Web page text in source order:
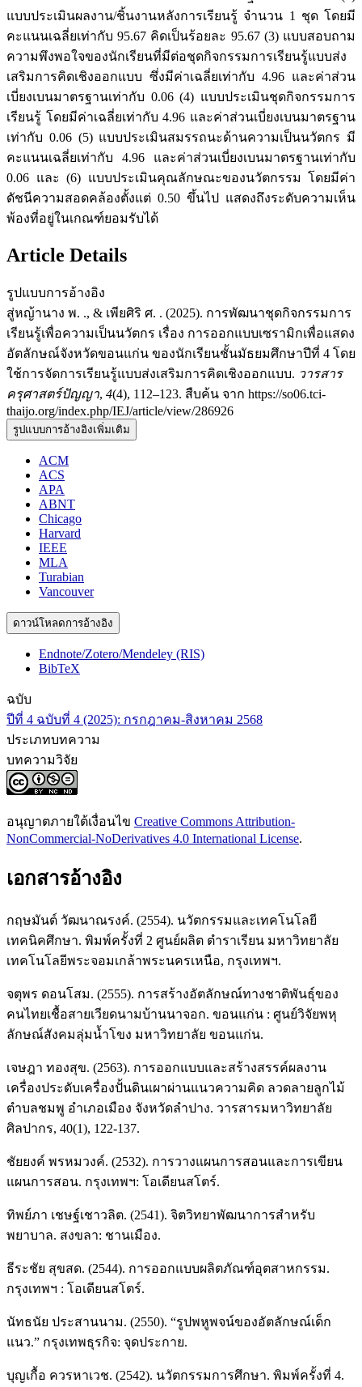
แบบประเมินผลงาน/ชิ้นงานหลังการเรียนรู้ จำนวน 1 ชุด โดยมี
คะแนนเฉลี่ยเท่ากับ 95.67 คิดเป็นร้อยละ 95.67 (3) แบบสอบถาม
ความพึงพอใจของนักเรียนที่มีต่อชุดกิจกรรมการเรียนรู้แบบส่ง
เสริมการคิดเชิงออกแบบ ซึ่งมีค่าเฉลี่ยเท่ากับ 4.96 และค่าส่วน
เบี่ยงเบนมาตรฐานเท่ากับ 0.06 (4) แบบประเมินชุดกิจกรรมการ
เรียนรู้ โดยมีค่าเฉลี่ยเท่ากับ 4.96 และค่าส่วนเบี่ยงเบนมาตรฐาน
เท่ากับ 0.06 (5) แบบประเมินสมรรถนะด้านความเป็นนวัตกร มี
คะแนนเฉลี่ยเท่ากับ 4.96 และค่าส่วนเบี่ยงเบนมาตรฐานเท่ากับ
0.06 และ (6) แบบประเมินคุณลักษณะของนวัตกรรม โดยมีค่า
ดัชนีความสอดคล้องตั้งแต่ 0.50 ขึ้นไป แสดงถึงระดับความเห็น
พ้องที่อยู่ในเกณฑ์ยอมรับได้
Article Details
รูปแบบการอ้างอิง
สู่หญ้านาง พ. ., & เพียศิริ ศ. . (2025). การพัฒนาชุดกิจกรรมการ
เรียนรู้เพื่อความเป็นนวัตกร เรื่อง การออกแบบเซรามิกเพื่อแสดง
อัตลักษณ์จังหวัดขอนแก่น ของนักเรียนชั้นมัธยมศึกษาปีที่ 4 โดย
ใช้การจัดการเรียนรู้แบบส่งเสริมการคิดเชิงออกแบบ. วารสาร
ครุศาสตร์ปัญญา, 4(4), 112–123. สืบค้น จาก https://so06.tci-
thaijo.org/index.php/IEJ/article/view/286926
รูปแบบการอ้างอิงเพิ่มเติม
ACM
ACS
APA
ABNT
Chicago
Harvard
IEEE
MLA
Turabian
Vancouver
ดาวน์โหลดการอ้างอิง
Endnote/Zotero/Mendeley (RIS)
BibTeX
ฉบับ
ปีที่ 4 ฉบับที่ 4 (2025): กรกฎาคม-สิงหาคม 2568
ประเภทบทความ
บทความวิจัย
อนุญาตภายใต้เงื่อนไข Creative Commons Attribution-
NonCommercial-NoDerivatives 4.0 International License.
เอกสารอ้างอิง
กฤษมันต์ วัฒนาณรงค์. (2554). นวัตกรรมและเทคโนโลยี
เทคนิคศึกษา. พิมพ์ครั้งที่ 2 ศูนย์ผลิต ตำราเรียน มหาวิทยาลัย
เทคโนโลยีพระจอมเกล้าพระนครเหนือ, กรุงเทพฯ.
จตุพร ดอนโสม. (2555). การสร้างอัตลักษณ์ทางชาติพันธุ์ของ
คนไทยเชื้อสายเวียดนามบ้านนาจอก. ขอนแก่น : ศูนย์วิจัยพหุ
ลักษณ์สังคมลุ่มน้ำโขง มหาวิทยาลัย ขอนแก่น.
เจษฎา ทองสุข. (2563). การออกแบบและสร้างสรรค์ผลงาน
เครื่องประดับเครื่องปั้นดินเผาผ่านแนวความคิด ลวดลายลูกไม้
ตำบลชมพู อำเภอเมือง จังหวัดลำปาง. วารสารมหาวิทยาลัย
ศิลปากร, 40(1), 122-137.
ชัยยงค์ พรหมวงค์. (2532). การวางแผนการสอนและการเขียน
แผนการสอน. กรุงเทพฯ: โอเดียนสโตร์.
ทิพย์ภา เชษฐ์เชาวลิต. (2541). จิตวิทยาพัฒนาการสำหรับ
พยาบาล. สงขลา: ชานเมือง.
ธีระชัย สุขสด. (2544). การออกแบบผลิตภัณฑ์อุตสาหกรรม.
กรุงเทพฯ : โอเดียนสโตร์.
นัทธนัย ประสานนาม. (2550). “รูปพหูพจน์ของอัตลักษณ์เด็ก
แนว.” กรุงเทพธุรกิจ: จุดประกาย.
บุญเกื้อ ควรหาเวช. (2542). นวัตกรรมการศึกษา. พิมพ์ครั้งที่ 4.